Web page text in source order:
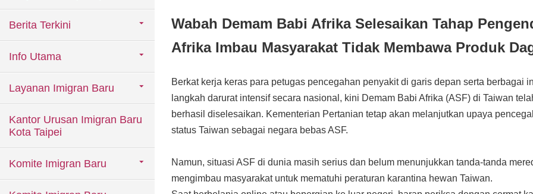
Berita Terkini
Info Utama
Layanan Imigran Baru
Kantor Urusan Imigran Baru
Kota Taipei
Komite Imigran Baru
Wabah Demam Babi Afrika Selesaikan Tahap
Afrika Imbau Masyarakat Tidak Membawa Produk
Berkat kerja keras para petugas pencegahan penyakit di garis depan serta berbagai
langkah darurat intensif secara nasional, kini Demam Babi Afrika (ASF) di Taiwan
berhasil diselesaikan. Kementerian Pertanian tetap akan melanjutkan upaya
status Taiwan sebagai negara bebas ASF.
Namun, situasi ASF di dunia masih serius dan belum menunjukkan tanda-tanda
mengimbau masyarakat untuk mematuhi peraturan karantina hewan Taiwan.